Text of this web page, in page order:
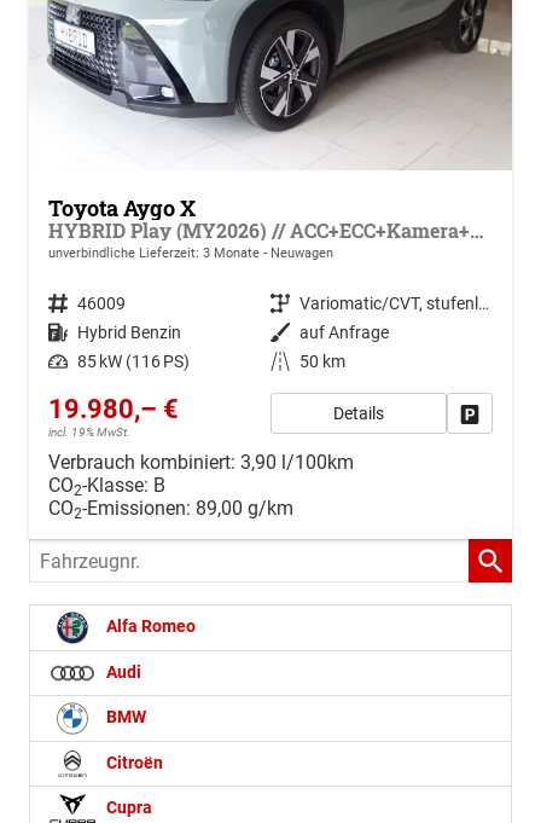
Toyota Aygo X
HYBRID Play (MY2026) // ACC+ECC+Kamera+LM+SiHzg+RSA
unverbindliche Lieferzeit: 3 Monate Neuwagen
Fahrzeugnr. 46009 Getriebe
Variomatic/CVT, stufenlos
Kraftstoff Hybrid Benzin Außenfarbe auf Anfrage
Leistung 85 kW (116 PS) Kilometerstand 50 km
19.980,– €
incl. 19% MwSt.
Details
Verbrauch kombiniert: 3,90 l/100km
CO2-Klasse: B
CO2-Emissionen: 89,00 g/km
Fahrzeugnr.
Alfa Romeo
Audi
BMW
Citroën
Cupra